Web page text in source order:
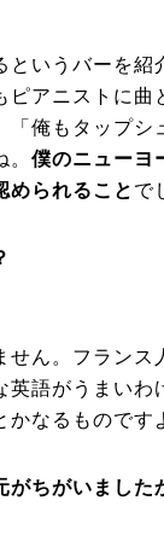
いうバーを紹
アニストに曲
俺もタップシ
僕のニューヨ
められること で
ん。フランス
英語がうまいわ
なるものです
ちがいました